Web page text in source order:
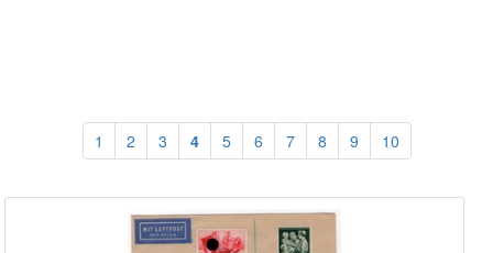
1 2 3 4 5 6 7 8 9 10